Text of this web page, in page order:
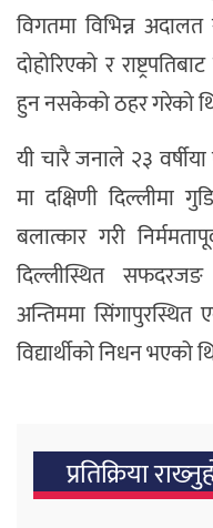
विगतमा विभिन्न
दोहोरिएको र
हुन नसकेको ठहर गरेको
यी चारै जनाले २३
मा दक्षिणी दिल्लीमा
बलात्कार गरी
दिल्लीस्थित
अन्तिममा
विद्यार्थीको निधन भएको
प्रतिक्रिया